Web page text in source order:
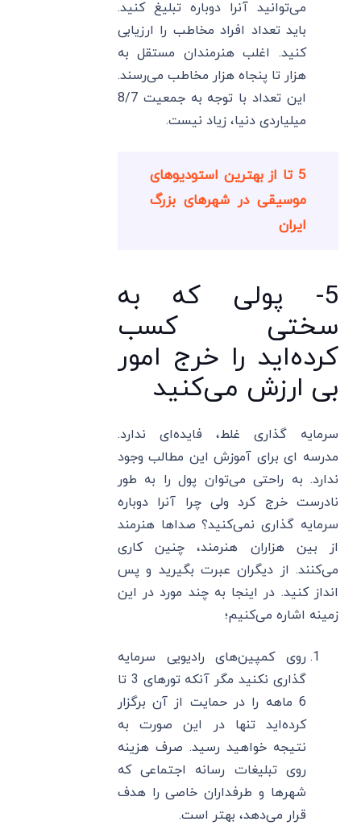
می‌توانید آنرا دوباره تبلیغ کنید.
باید تعداد افراد مخاطب را ارزیابی
کنید. اغلب هنرمندان مستقل به
هزار تا پنجاه هزار مخاطب می‌رسند.
این تعداد با توجه به جمعیت 8/7
میلیاردی دنیا، زیاد نیست.
5 تا از بهترین استودیوهای
موسیقی در شهرهای بزرگ
ایران
5- پولی که به
سختی کسب
کرده‌اید را خرج امور
بی ارزش می‌کنید
سرمایه گذاری غلط، فایده‌ای ندارد.
مدرسه ای برای آموزش این مطالب وجود
ندارد. به راحتی می‌توان پول را به طور
نادرست خرج کرد ولی چرا آنرا دوباره
سرمایه گذاری نمی‌کنید؟ صداها هنرمند
از بین هزاران هنرمند، چنین کاری
می‌کنند. از دیگران عبرت بگیرید و پس
انداز کنید. در اینجا به چند مورد در این
زمینه اشاره می‌کنیم؛
روی کمپین‌های رادیویی سرمایه
گذاری نکنید مگر آنکه تورهای 3 تا
6 ماهه را در حمایت از آن برگزار
کرده‌اید تنها در این صورت به
نتیجه خواهید رسید. صرف هزینه
روی تبلیغات رسانه اجتماعی که
شهرها و طرفداران خاصی را هدف
قرار می‌دهد، بهتر است.